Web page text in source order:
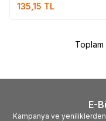
135,15 TL
Toplam
E-
Kampanya ve